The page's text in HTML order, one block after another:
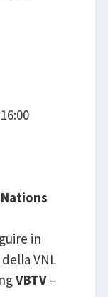
in
VNL
VBTV–